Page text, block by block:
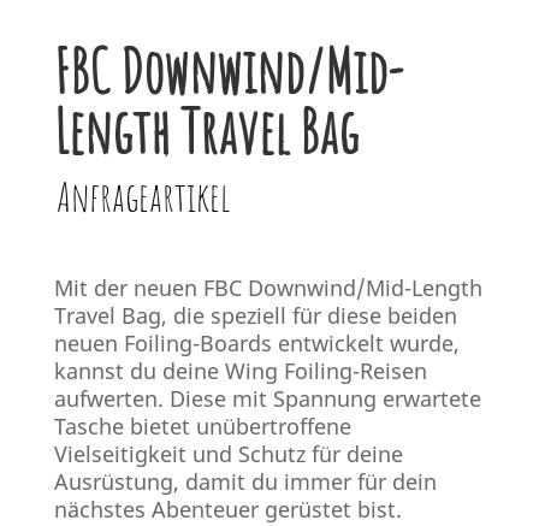
FBC Downwind/Mid-
Length Travel Bag
Anfrageartikel
Mit der neuen FBC Downwind/Mid-Length
Travel Bag, die speziell für diese beiden
neuen Foiling-Boards entwickelt wurde,
kannst du deine Wing Foiling-Reisen
aufwerten. Diese mit Spannung erwartete
Tasche bietet unübertroffene
Vielseitigkeit und Schutz für deine
Ausrüstung, damit du immer für dein
nächstes Abenteuer gerüstet bist.